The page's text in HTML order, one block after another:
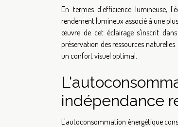
En termes d'efficience lumineuse,
rendement lumineux associé à une
œuvre de cet éclairage s'inscrit
préservation des ressources
un confort visuel optimal.
indépendance
L'autoconsommation énergétique